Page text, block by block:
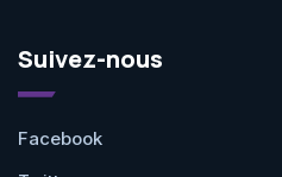
Suivez-nous
Facebook